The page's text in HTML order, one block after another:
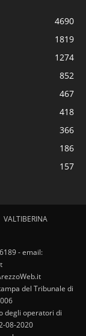
4690
1819
1274
852
467
418
366
186
157
VALTIBERINA
- email:
del Tribunale di
degli operatori di
08-2020